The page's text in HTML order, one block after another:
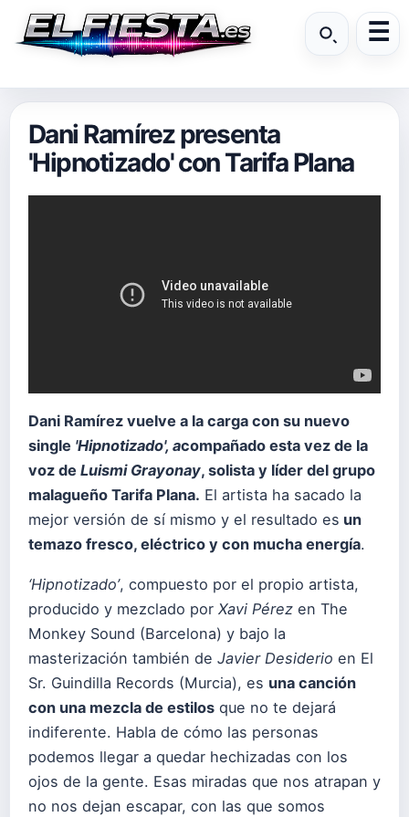
Dani Ramírez presenta
'Hipnotizado' con Tarifa Plana
Dani Ramírez vuelve a la carga con su nuevo
single 'Hipnotizado', acompañado esta vez de la
voz de Luismi Grayonay, solista y líder del grupo
malagueño Tarifa Plana. El artista ha sacado la
mejor versión de sí mismo y el resultado es un
temazo fresco, eléctrico y con mucha energía.
‘Hipnotizado’, compuesto por el propio artista,
producido y mezclado por Xavi Pérez en The
Monkey Sound (Barcelona) y bajo la
masterización también de Javier Desiderio en El
Sr. Guindilla Records (Murcia), es una canción
con una mezcla de estilos que no te dejará
indiferente. Habla de cómo las personas
podemos llegar a quedar hechizadas con los
ojos de la gente. Esas miradas que nos atrapan y
no nos dejan escapar, con las que somos